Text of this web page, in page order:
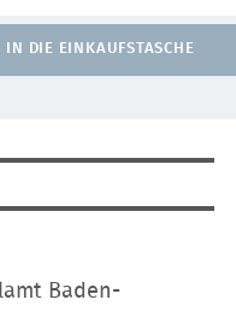
IN DIE EINKAUFSTASCHE
Baden-